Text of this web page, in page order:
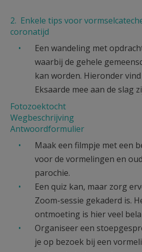
2. Enkele tips voor
coronatijd
Een wandeling met
waarbij de gehele
kan worden. Hieronder
Eksaarde mee aan de slag
Fotozoektocht
Wegbeschrijving
Antwoordformulier
Maak een filmpje met een
voor de vormelingen en
parochie.
Een quiz kan, maar zorg
Zoom-sessie gekaderd is.
ontmoeting is hier veel
Organiseer een
je op bezoek bij een